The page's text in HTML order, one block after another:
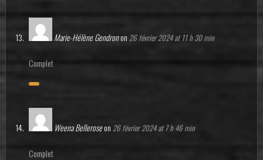
Marie-Hélène Gendronon 26 février 2024 at 11 h 30 min
Complet
Weena Belleroseon 26 février 2024 at 7 h 46 min
Complet